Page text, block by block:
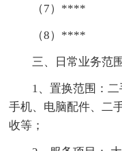
（7）****
（8）****
三、日常业务范
1、置换范围：
手机、电脑配件、二
收等；